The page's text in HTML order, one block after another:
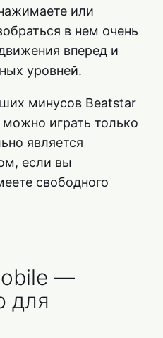
или
в нем очень
вперед и
уровней.
минусов Beatstar
играть только
является
если вы
свободного
—
для